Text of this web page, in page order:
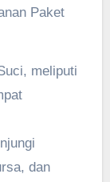
Paket
meliputi
dan